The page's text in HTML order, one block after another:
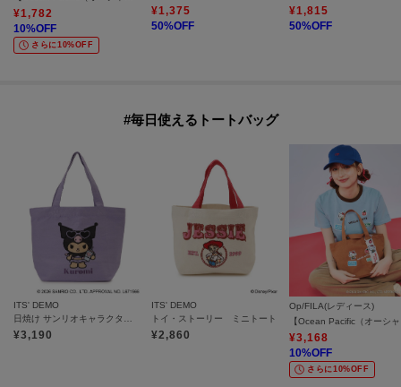
¥1,782
10%OFF
さらに10%OFF
¥1,375
50%OFF
¥1,815
50%OFF
#毎日使えるトートバッグ
ITS' DEMO
日焼け サンリオキャラクターズ ジャガードトート
¥3,190
ITS' DEMO
トイ・ストーリー ミニトート
¥2,860
Op/FILA(レディース)
¥3,168
10%OFF
さらに10%OFF